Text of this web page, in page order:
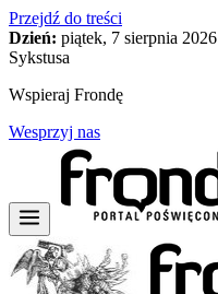
Przejdź do treści
Dzień: piątek, 7 sierpnia 2026
Sykstusa
Wspieraj Frondę
Wesprzyj nas